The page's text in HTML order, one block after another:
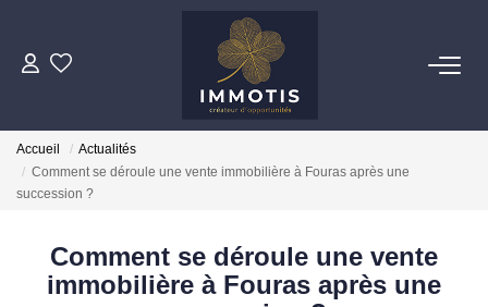
ESTIMER
ACHETER
Accueil
Actualités
Comment se déroule une vente immobilière à Fouras après une
succession ?
Comment se déroule une vente
immobilière à Fouras après une